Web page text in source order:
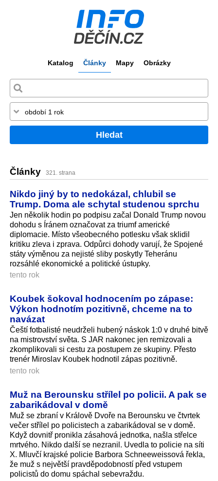
Katalog Články Mapy Obrázky
Hledat
Články 321. strana
Nikdo jiný by to nedokázal, chlubil se
Trump. Doma ale schytal studenou sprchu
Jen několik hodin po podpisu začal Donald Trump novou
dohodu s Íránem označovat za triumf americké
diplomacie. Místo všeobecného potlesku však sklidil
kritiku zleva i zprava. Odpůrci dohody varují, že Spojené
státy výměnou za nejisté sliby poskytly Teheránu
rozsáhlé ekonomické a politické ústupky.
tento rok
Koubek šokoval hodnocením po zápase:
Výkon hodnotím pozitivně, chceme na to
navázat
Čeští fotbalisté neudrželi hubený náskok 1:0 v druhé bitvě
na mistrovství světa. S JAR nakonec jen remizovali a
zkomplikovali si cestu za postupem ze skupiny. Přesto
trenér Miroslav Koubek hodnotil zápas pozitivně.
tento rok
Muž na Berounsku střílel po policii. A pak se
zabarikádoval v domě
Muž se zbraní v Králově Dvoře na Berounsku ve čtvrtek
večer střílel po policistech a zabarikádoval se v domě.
Když dovnitř pronikla zásahová jednotka, našla střelce
mrtvého. Nikdo další se nezranil. Uvedla to policie na síti
X. Mluvčí krajské policie Barbora Schneeweissová řekla,
že muž s největší pravděpodobností před vstupem
policistů do domu spáchal sebevraždu.